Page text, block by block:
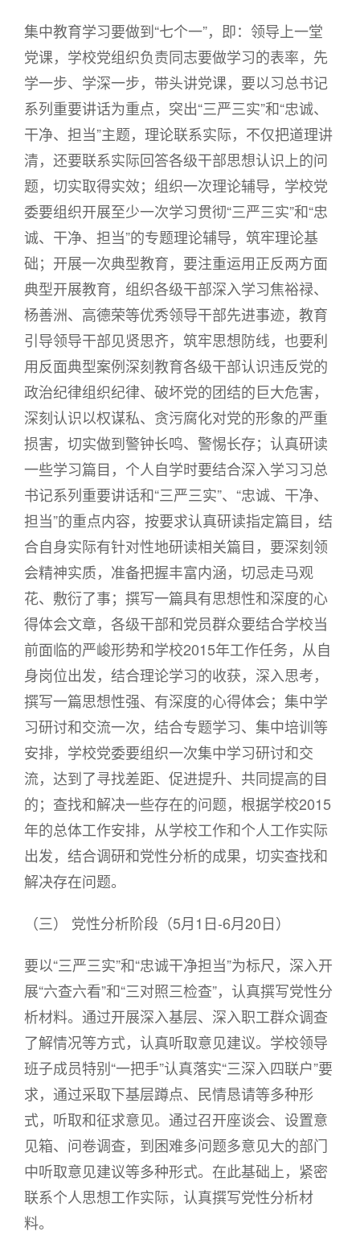
集中教育学习要做到“七个一”，即：领导上一堂
党课，学校党组织负责同志要做学习的表率，先
学一步、学深一步，带头讲党课，要以习总书记
系列重要讲话为重点，突出“三严三实”和“忠诚、
干净、担当”主题，理论联系实际，不仅把道理讲
清，还要联系实际回答各级干部思想认识上的问
题，切实取得实效；组织一次理论辅导，学校党
委要组织开展至少一次学习贯彻“三严三实”和“忠
诚、干净、担当”的专题理论辅导，筑牢理论基
础；开展一次典型教育，要注重运用正反两方面
典型开展教育，组织各级干部深入学习焦裕禄、
杨善洲、高德荣等优秀领导干部先进事迹，教育
引导领导干部见贤思齐，筑牢思想防线，也要利
用反面典型案例深刻教育各级干部认识违反党的
政治纪律组织纪律、破坏党的团结的巨大危害，
深刻认识以权谋私、贪污腐化对党的形象的严重
损害，切实做到警钟长鸣、警惕长存；认真研读
一些学习篇目，个人自学时要结合深入学习习总
书记系列重要讲话和“三严三实”、“忠诚、干净、
担当”的重点内容，按要求认真研读指定篇目，结
合自身实际有针对性地研读相关篇目，要深刻领
会精神实质，准备把握丰富内涵，切忌走马观
花、敷衍了事；撰写一篇具有思想性和深度的心
得体会文章，各级干部和党员群众要结合学校当
前面临的严峻形势和学校2015年工作任务，从自
身岗位出发，结合理论学习的收获，深入思考，
撰写一篇思想性强、有深度的心得体会；集中学
习研讨和交流一次，结合专题学习、集中培训等
安排，学校党委要组织一次集中学习研讨和交
流，达到了寻找差距、促进提升、共同提高的目
的；查找和解决一些存在的问题，根据学校2015
年的总体工作安排，从学校工作和个人工作实际
出发，结合调研和党性分析的成果，切实查找和
解决存在问题。
（三） 党性分析阶段（5月1日-6月20日）
要以“三严三实”和“忠诚干净担当”为标尺，深入开
展“六查六看”和“三对照三检查”，认真撰写党性分
析材料。通过开展深入基层、深入职工群众调查
了解情况等方式，认真听取意见建议。学校领导
班子成员特别“一把手”认真落实“三深入四联户”要
求，通过采取下基层蹲点、民情恳请等多种形
式，听取和征求意见。通过召开座谈会、设置意
见箱、问卷调查，到困难多问题多意见大的部门
中听取意见建议等多种形式。在此基础上，紧密
联系个人思想工作实际，认真撰写党性分析材
料。